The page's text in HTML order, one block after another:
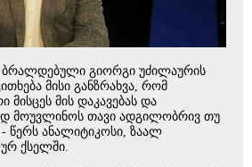
ბრალდებული გიორგი უძილაურის
მისი განზრახვა, რომ
მის დაკავებას და
მოუვლინოს თავი ადგილობრივ თუ
წერს ანალიტიკოსი, ზაალ
ქსელში.